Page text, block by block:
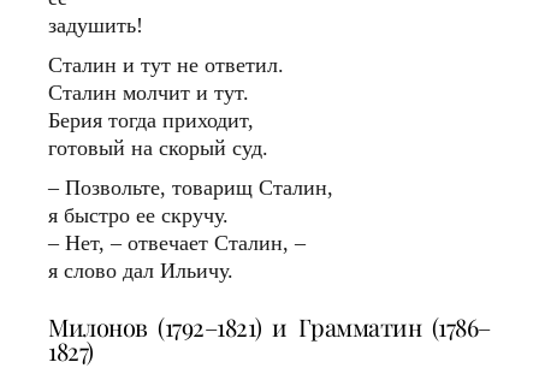
задушить!
Сталин и тут не ответил.
Сталин молчит и тут.
Берия тогда приходит,
готовый на скорый суд.
– Позвольте, товарищ Сталин,
я быстро ее скручу.
– Нет, – отвечает Сталин, –
я слово дал Ильичу.
Милонов (1792–1821) и Грамматин (1786–
1827)